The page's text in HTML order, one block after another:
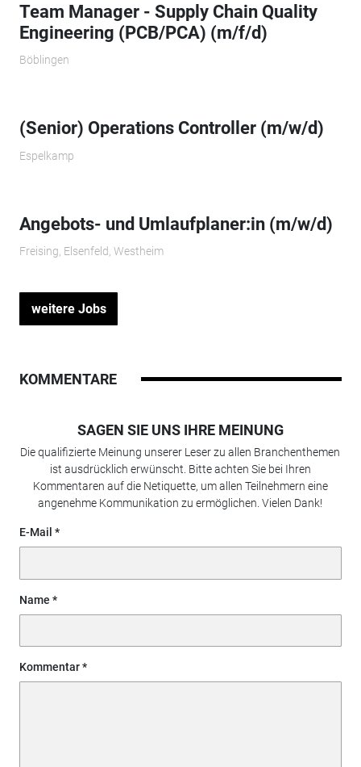
Team Manager - Supply Chain Quality
Engineering (PCB/PCA) (m/f/d)
Böblingen
(Senior) Operations Controller (m/w/d)
Espelkamp
Angebots- und Umlaufplaner:in (m/w/d)
Freising, Elsenfeld, Westheim
weitere Jobs
KOMMENTARE
SAGEN SIE UNS IHRE MEINUNG
Die qualifizierte Meinung unserer Leser zu allen Branchenthemen
ist ausdrücklich erwünscht. Bitte achten Sie bei Ihren
Kommentaren auf die Netiquette, um allen Teilnehmern eine
angenehme Kommunikation zu ermöglichen. Vielen Dank!
E-Mail
Name
Kommentar